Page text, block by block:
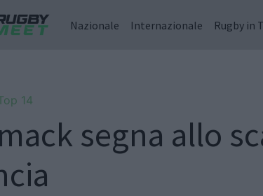
Nazionale Internazionale Rugby in
14
segna allo